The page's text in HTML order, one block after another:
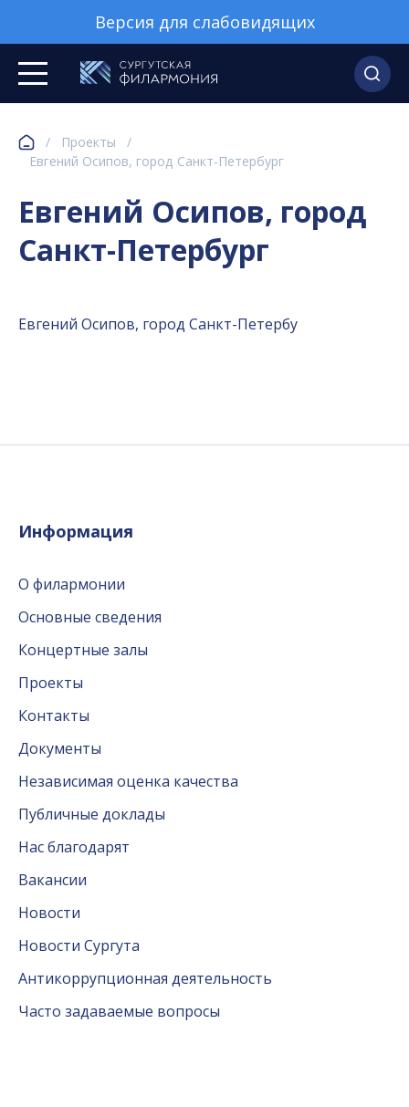
Версия для слабовидящих
/ Проекты
/
Евгений Осипов, город Санкт-Петербург
Евгений Осипов, город
Санкт-Петербург
Евгений Осипов, город Санкт-Петербу
Информация
О филармонии
Основные сведения
Концертные залы
Проекты
Контакты
Документы
Независимая оценка качества
Публичные доклады
Нас благодарят
Вакансии
Новости
Новости Сургута
Антикоррупционная деятельность
Часто задаваемые вопросы